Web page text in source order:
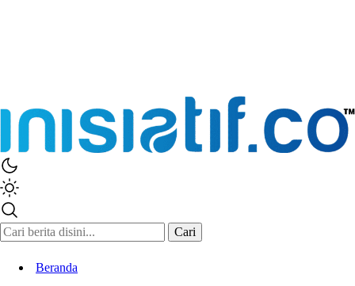
Inisiatif.co
Stay Connected Stay Informed
Cari
Beranda